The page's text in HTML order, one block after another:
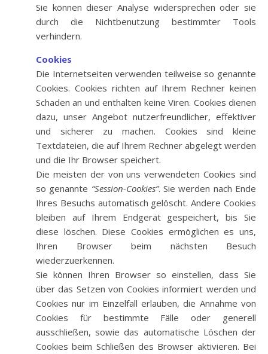
Sie können dieser Analyse widersprechen oder sie
durch die Nichtbenutzung bestimmter Tools
verhindern.
Cookies
Die Internetseiten verwenden teilweise so genannte
Cookies. Cookies richten auf Ihrem Rechner keinen
Schaden an und enthalten keine Viren. Cookies dienen
dazu, unser Angebot nutzerfreundlicher, effektiver
und sicherer zu machen. Cookies sind kleine
Textdateien, die auf Ihrem Rechner abgelegt werden
und die Ihr Browser speichert.
Die meisten der von uns verwendeten Cookies sind
so genannte “Session-Cookies”. Sie werden nach Ende
Ihres Besuchs automatisch gelöscht. Andere Cookies
bleiben auf Ihrem Endgerät gespeichert, bis Sie
diese löschen. Diese Cookies ermöglichen es uns,
Ihren Browser beim nächsten Besuch
wiederzuerkennen.
Sie können Ihren Browser so einstellen, dass Sie
über das Setzen von Cookies informiert werden und
Cookies nur im Einzelfall erlauben, die Annahme von
Cookies für bestimmte Fälle oder generell
ausschließen, sowie das automatische Löschen der
Cookies beim Schließen des Browser aktivieren. Bei